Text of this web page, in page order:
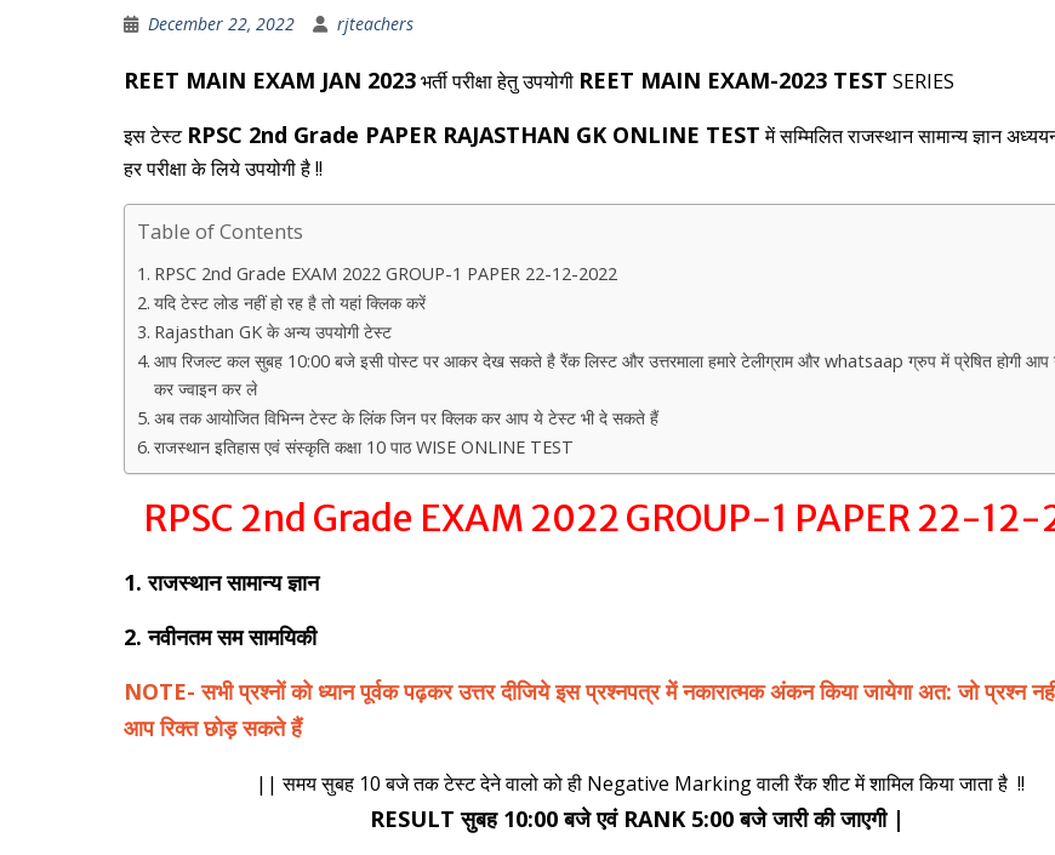
December 22, 2022 rjteachers
REET MAIN EXAM JAN 2023भर्ती परीक्षा हेतु उपयोगी REET MAIN EXAM-2023 TEST SERIES
इस टेस्ट RPSC 2nd Grade PAPER RAJASTHAN GK ONLINE TESTमें सम्मिलित राजस्थान सामान्य ज्ञान
हर परीक्षा के लिये उपयोगी है !!
Table of Contents
RPSC 2nd Grade EXAM 2022 GROUP-1 PAPER 22-12-2022
यदि टेस्ट लोड नहीं हो रह है तो यहां क्लिक करें
Rajasthan GK के अन्य उपयोगी टेस्ट
आप रिजल्ट कल सुबह 10:00 बजे इसी पोस्ट पर आकर देख सकते है रैंक लिस्ट और उत्तरमाला हमारे टेलीग्राम और whatsaap ग्रुप में प्रेषित होगी आप
कर ज्वाइन कर ले
अब तक आयोजित विभिन्न टेस्ट के लिंक जिन पर क्लिक कर आप ये टेस्ट भी दे सकते हैं
राजस्थान इतिहास एवं संस्कृति कक्षा 10 पाठ WISE ONLINE TEST
RPSC 2nd Grade EXAM 2022 GROUP-1 PAPER 22-
1. राजस्थान सामान्य ज्ञान
2. नवीनतम सम सामयिकी
NOTE- सभी प्रश्नों को ध्यान पूर्वक पढ़कर उत्तर दीजिये इस प्रश्नपत्र में नकारात्मक अंकन किया जायेगा अत: जो प्रश्न
आप रिक्त छोड़ सकते हैं
|| समय सुबह 10 बजे तक टेस्ट देने वालो को ही Negative Marking वाली रैंक शीट में शामिल किया जाता है !!
RESULT सुबह 10:00 बजे एवं RANK 5:00 बजे जारी की जाएगी |